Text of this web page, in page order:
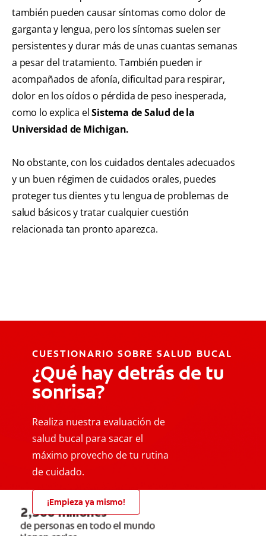
también pueden causar síntomas como dolor de
garganta y lengua, pero los síntomas suelen ser
persistentes y durar más de unas cuantas semanas
a pesar del tratamiento. También pueden ir
acompañados de afonía, dificultad para respirar,
dolor en los oídos o pérdida de peso inesperada,
como lo explica elSistema de Salud de la
Universidad de Michigan.
No obstante, con los cuidados dentales adecuados
y un buen régimen de cuidados orales, puedes
proteger tus dientes y tu lengua de problemas de
salud básicos y tratar cualquier cuestión
relacionada tan pronto aparezca.
CUESTIONARIO SOBRE SALUD BUCAL
¿Qué hay detrás de tu
sonrisa?
Realiza nuestra evaluación de
salud bucal para sacar el
máximo provecho de tu rutina
de cuidado.
¡Empieza ya mismo!